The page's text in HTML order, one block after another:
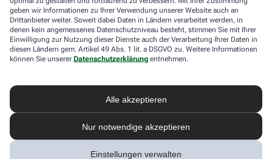
geben wir Informationen zu Ihrer Verwendung unserer Website auch an
Drittanbieter weiter. Soweit dabei Daten in Ländern verarbeitet werden, in
denen kein angemessenes Datenschutzniveau besteht, stimmen Sie mit Ihrer
Einwilligung zur Nutzung dieser Dienste auch der Verarbeitung Ihrer Daten in
diesen Ländern gem. Artikel 49 Abs. 1 lit. a DSGVO zu. Weitere Informationen
können Sie unserer Datenschutzerklärung entnehmen.
Alle akzeptieren
Nur notwendige akzeptieren
Einstellungen verwalten
Mehr Informationen:
Deutsche Krebsgesellschaft
Netzwerk „Männer mit Brustkrebs e.V.”
Krebsinformationsdienst: Brustkrebs bei Männern
Immer auf dem Laufenden bleiben –